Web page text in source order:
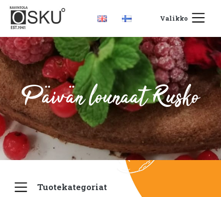
Valikko
Päivän lounaat Rusko
Tuotekategoriat